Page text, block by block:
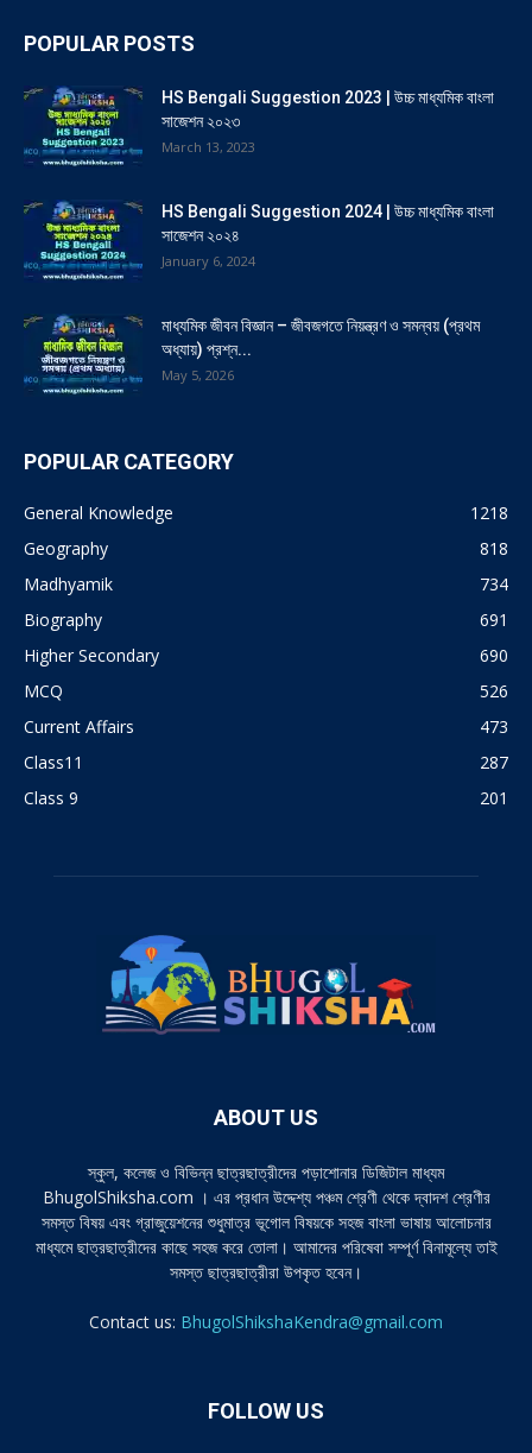
POPULAR POSTS
HS Bengali Suggestion 2023 | উচ্চ মাধ্যমিক বাংলা
সাজেশন ২০২৩
March 13, 2023
HS Bengali Suggestion 2024 | উচ্চ মাধ্যমিক বাংলা
সাজেশন ২০২৪
January 6, 2024
মাধ্যমিক জীবন বিজ্ঞান – জীবজগতে নিয়ন্ত্রণ ও সমন্বয় (প্রথম
অধ্যায়) প্রশ্ন...
May 5, 2026
POPULAR CATEGORY
General Knowledge
1218
Geography
818
Madhyamik
734
Biography
691
Higher Secondary
690
MCQ
526
Current Affairs
473
Class11
287
Class 9
201
ABOUT US
স্কুল, কলেজ ও বিভিন্ন ছাত্রছাত্রীদের পড়াশোনার ডিজিটাল মাধ্যম
BhugolShiksha.com । এর প্রধান উদ্দেশ্য পঞ্চম শ্রেণী থেকে দ্বাদশ শ্রেণীর
সমস্ত বিষয় এবং গ্রাজুয়েশনের শুধুমাত্র ভূগোল বিষয়কে সহজ বাংলা ভাষায় আলোচনার
মাধ্যমে ছাত্রছাত্রীদের কাছে সহজ করে তোলা। আমাদের পরিষেবা সম্পূর্ণ বিনামূল্যে তাই
সমস্ত ছাত্রছাত্রীরা উপকৃত হবেন।
Contact us: BhugolShikshaKendra@gmail.com
FOLLOW US